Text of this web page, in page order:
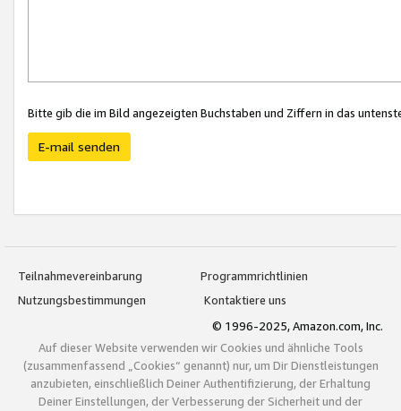
Bitte gib die im Bild angezeigten Buchstaben und Ziffern in das
E-mail senden
Teilnahmevereinbarung
Programmrichtlinien
Nutzungsbestimmungen
Kontaktiere uns
© 1996-2025, Amazon.com, Inc.
Auf dieser Website verwenden wir Cookies und ähnliche Tools
(zusammenfassend „Cookies“ genannt) nur, um Dir Dienstleistungen
anzubieten, einschließlich Deiner Authentifizierung, der Erhaltung
Deiner Einstellungen, der Verbesserung der Sicherheit und der